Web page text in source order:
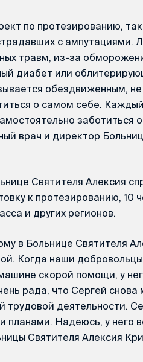
по протезированию,
с ампутациями.
травм, из-за
диабет или
обездвиженным,
о самом себе.
заботиться
врач и директор
Святителя Алексия
к протезированию, 10
и других регионов.
в Больнице Святителя
Когда наши
скорой помощи, у
рада, что Сергей
трудовой деятельности.
планами. Надеюсь, у него
Святителя Алексия